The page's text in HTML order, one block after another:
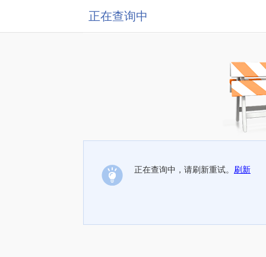
正在查询中
正在查询中，请刷新重试。 刷新